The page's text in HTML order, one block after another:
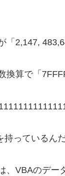
2,147,
算で「
っているんだ
、VBAのデー